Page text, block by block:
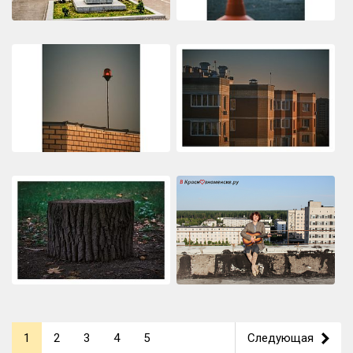
1 2 3 4 5 Следующая >